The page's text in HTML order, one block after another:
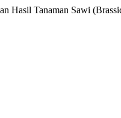
Hasil Tanaman Sawi